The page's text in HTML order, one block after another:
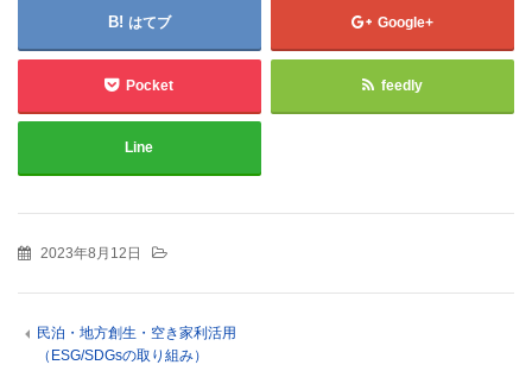
はてブ Google+
Pocket feedly
Line
2023年8月12日
民泊・地方創生・空き家利活用
（ESG/SDGsの取り組み）